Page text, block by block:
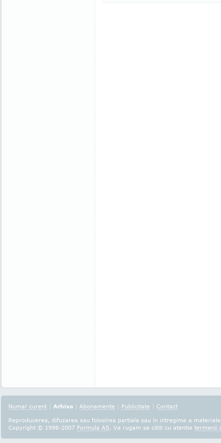
Numar curent | Arhiva | Abonamente | Publicitate | Contact
Reproducerea, difuzarea sau folosirea partiala sau in intregime a
Copyright © 1998-2007 Formula AS. Va rugam sa cititi cu atentie termenii